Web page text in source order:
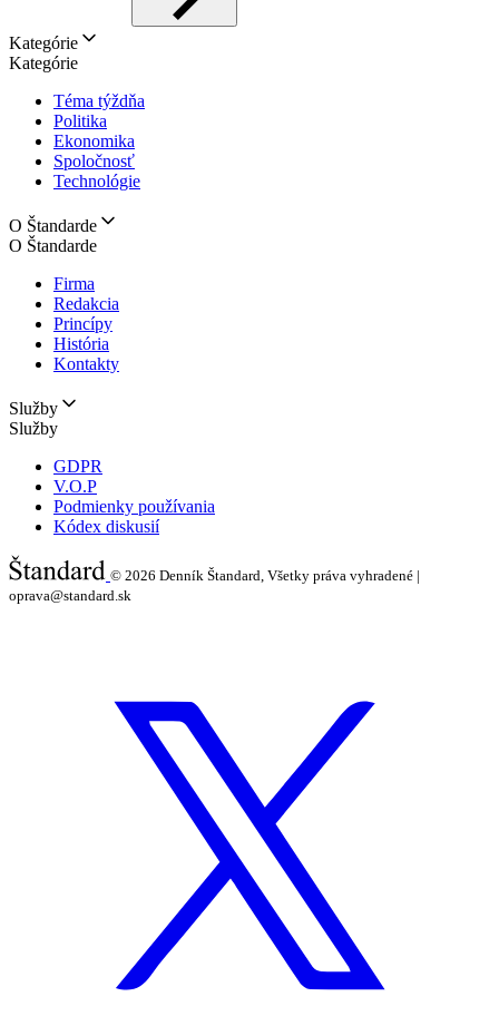
Kategórie
Kategórie
Téma týždňa
Politika
Ekonomika
Spoločnosť
Technológie
O Štandarde
O Štandarde
Firma
Redakcia
Princípy
História
Kontakty
Služby
Služby
GDPR
V.O.P
Podmienky používania
Kódex diskusií
© 2026 Denník Štandard, Všetky práva vyhradené |
oprava@standard.sk